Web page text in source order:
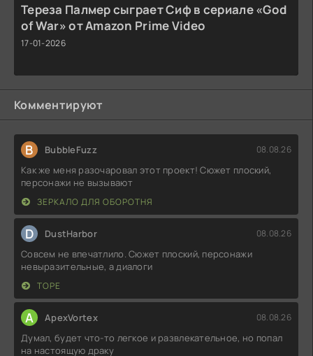
Тереза Палмер сыграет Сиф в сериале «God
of War» от Amazon Prime Video
17-01-2026
Комментируют
B BubbleFuzz 08.08.26
Как же меня разочаровал этот проект! Сюжет плоский,
персонажи не вызывают
ЗЕРКАЛО ДЛЯ ОБОРОТНЯ
D DustHarbor 08.08.26
Совсем не впечатлило. Сюжет плоский, персонажи
невыразительные, а диалоги
ТОРЕ
A ApexVortex 08.08.26
Думал, будет что-то легкое и развлекательное, но попал
на настоящую драку